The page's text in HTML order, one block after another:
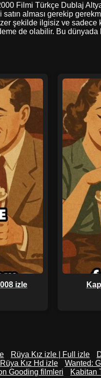
Filmi Türkçe Dublaj
alması gerekip
şekilde ilgisiz ve sadece
de olabilir. Bu dünyada
izle
Rüya Kız izle | Full izle
Rüya Kız Hd izle
Wanted:
Gooding filmleri
Kabitan